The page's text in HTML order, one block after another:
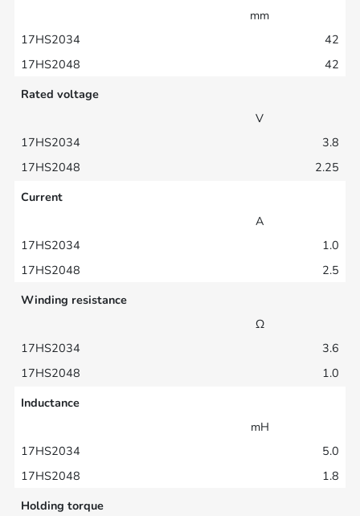
mm
42
42
Rated voltage
V
3.8
2.25
Current
A
1.0
2.5
Winding resistance
Ω
3.6
1.0
Inductance
mH
5.0
1.8
Holding torque